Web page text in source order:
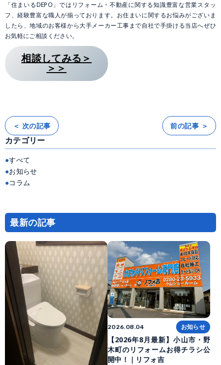
「住まいるDEPO」ではリフォーム・不動産に関する知識豊富な営業スタッ
フ、経験豊富な職人が揃っております。お住まいに関するお悩みがございま
したら、地域のお客様から大手メーカー工事まで自社で手掛ける当店へぜひ
お気軽にご相談ください。
相談してみる＞
＞＞
投
稿
ナ
ビ
ゲ
ー
シ
ョ
ン
＜ 次の記事 前の記事 ＞
カテゴリー
すべて
お知らせ
コラム
最新の記事
2026.08.04 お知らせ
【2026年8月最新】小山市・野
木町のリフォームお得チラシ公
開中！｜リフォ吉